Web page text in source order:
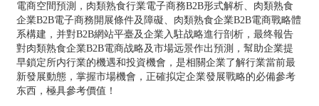
電商空間預測，肉類熟食行業電子商務B2B形式解析、肉類熟食
企業B2B電子商務開展條件及障礙、肉類熟食企業B2B電商戰略體
系構建，并對B2B網站平臺及企業入駐战略進行剖析，最终報告
對肉類熟食企業B2B電商战略及市場远景作出預測，幫助企業提
早鎖定所内行業的機遇和投資機會，是相關企業了解行業當前最
新發展動態，掌握市場機會，正確拟定企業發展戰略的必備參考
东西，極具參考價值！